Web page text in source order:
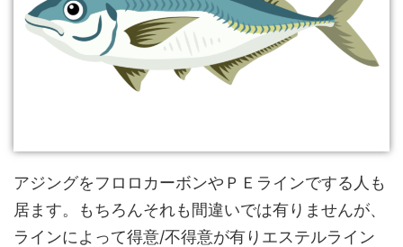
アジングをフロロカーボンやＰＥラインでする人も
居ます。もちろんそれも間違いでは有りませんが、
ラインによって得意/不得意が有りエステルライン